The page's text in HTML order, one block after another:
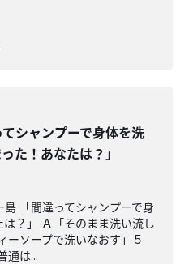
てシャンプーで身体を洗
た！あなたは？」
「間違ってシャンプーで身
？」 Ａ「そのまま洗い流し
ーソープで洗いなおす」５
通は...